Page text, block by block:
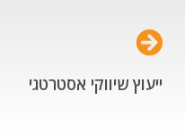
ייעוץ שיווקי אסטרטגי